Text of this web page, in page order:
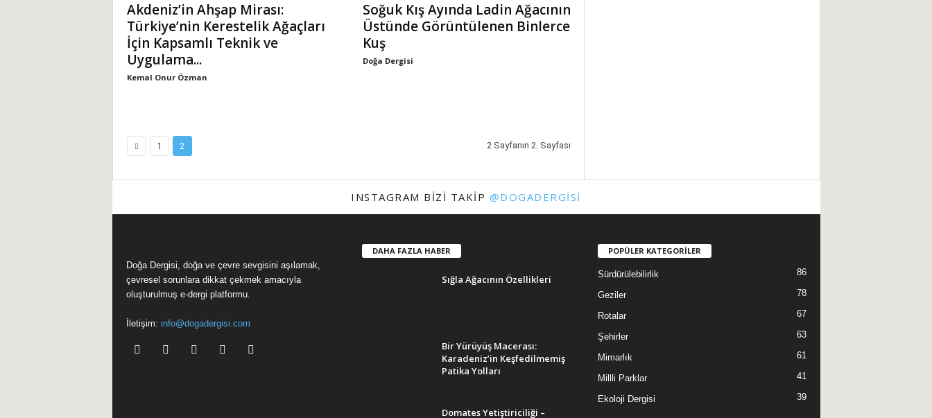
Akdeniz’in Ahşap Mirası:
Türkiye’nin Kerestelik Ağaçları
İçin Kapsamlı Teknik ve
Uygulama...
Kemal Onur Özman
Soğuk Kış Ayında Ladin Ağacının
Üstünde Görüntülenen Binlerce
Kuş
Doğa Dergisi
1 2 2 Sayfanın 2. Sayfası
INSTAGRAM BIZI TAKIP @DOGADERGISI
Doğa Dergisi, doğa ve çevre sevgisini aşılamak,
çevresel sorunlara dikkat çekmek amacıyla
oluşturulmuş e-dergi platformu.
İletişim: info@dogadergisi.com
DAHA FAZLA HABER
Sığla Ağacının Özellikleri
Bir Yürüyüş Macerası:
Karadeniz’in Keşfedilmemiş
Patika Yolları
Domates Yetiştiriciliği –
POPÜLER KATEGORİLER
Sürdürülebilirlik 86
Geziler 78
Rotalar 67
Şehirler 63
Mimarlık 61
Millli Parklar 41
Ekoloji Dergisi 39